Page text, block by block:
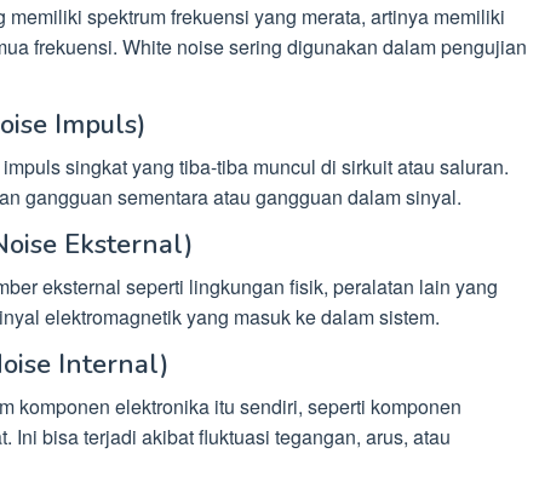
spektrum frekuensi yang merata, artinya memiliki
frekuensi. White noise sering digunakan dalam pengujian
Impuls)
singkat yang tiba-tiba muncul di sirkuit atau saluran.
gangguan sementara atau gangguan dalam sinyal.
Eksternal)
eksternal seperti lingkungan fisik, peralatan lain yang
elektromagnetik yang masuk ke dalam sistem.
Internal)
komponen elektronika itu sendiri, seperti komponen
Ini bisa terjadi akibat fluktuasi tegangan, arus, atau